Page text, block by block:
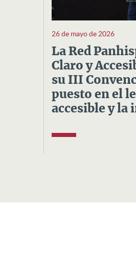
26 de mayo de 2026
La Red
Claro y
su III
puesto en el
accesible y